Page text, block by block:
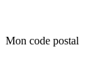
Mon code postal